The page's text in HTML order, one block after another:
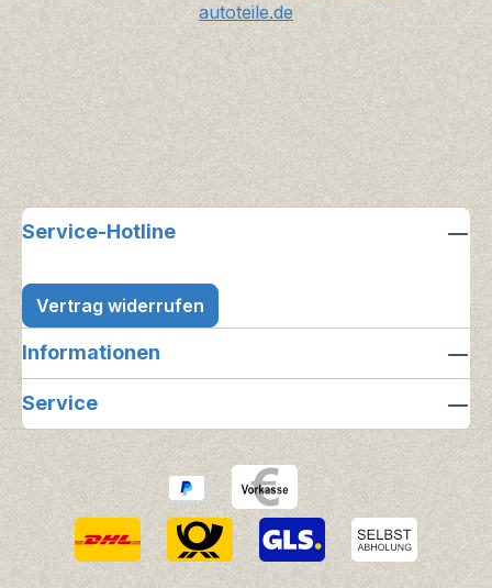
autoteile.de
Service-Hotline
Vertrag widerrufen
Informationen
Service